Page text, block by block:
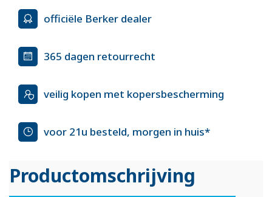
officiële Berker dealer
365 dagen retourrecht
veilig kopen met kopersbescherming
voor 21u besteld, morgen in huis*
Productomschrijving